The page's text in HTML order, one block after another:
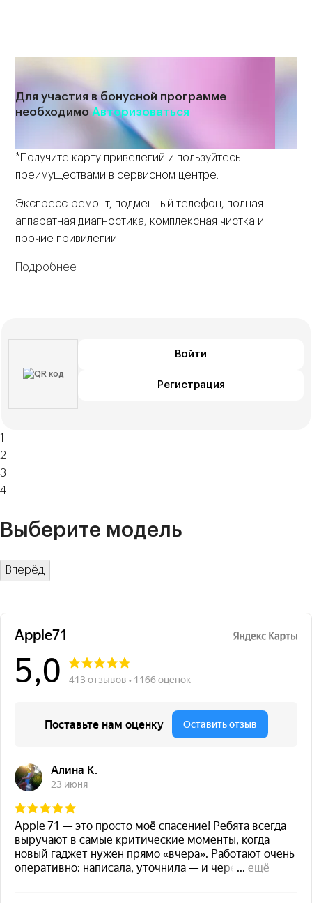
Для участия в бонусной программе
необходимоАвторизоваться
*Получите карту привелегий и пользуйтесь
преимуществами в сервисном центре.
Экспресс-ремонт, подменный телефон, полная
аппаратная диагностика, комплексная чистка и
прочие привилегии.
Подробнее
Войти
Регистрация
1
2
3
4
Выберите модель
Вперёд